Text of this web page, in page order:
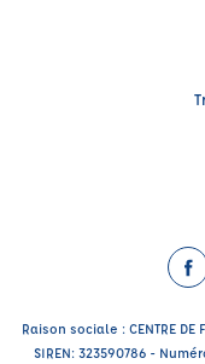
Raison sociale : CENTRE DE
SIREN: 323590786 -